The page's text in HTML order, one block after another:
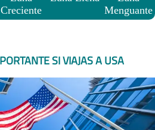
Creciente
Menguante
SI VIAJAS A USA